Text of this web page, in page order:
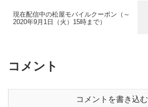
現在配信中の松屋モバイルクーポン（～
2020年9月1日（火）15時まで）
コメント
コメントを書き込む